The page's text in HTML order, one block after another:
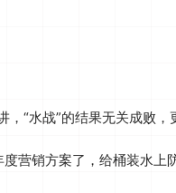
“水战”的结果无关成败，
营销方案了，给桶装水上